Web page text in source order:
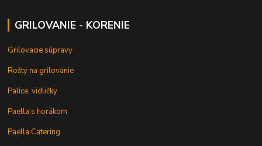
GRILOVANIE - KORENIE
Grilovacie súpravy
Rošty na grilovanie
Palice, vidličky
Paella s horákom
Paella Catering